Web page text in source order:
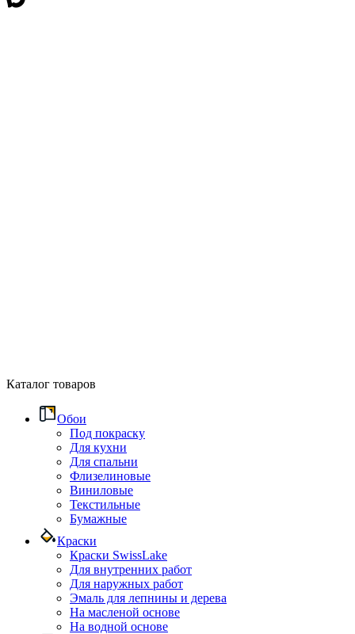
Каталог товаров
Обои
Под покраску
Для кухни
Для спальни
Флизелиновые
Виниловые
Текстильные
Бумажные
Краски
Краски SwissLake
Для внутренних работ
Для наружных работ
Эмаль для лепнины и дерева
На масленой основе
На водной основе